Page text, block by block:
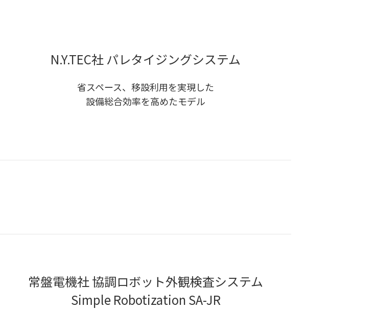
N.Y.TEC社 パレタイジングシステム
省スペース、移設利用を実現した
設備総合効率を高めたモデル
常盤電機社 協調ロボット外観検査システム
Simple Robotization SA-JR